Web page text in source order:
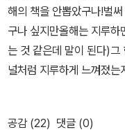
해의 책을 안뽑았구나!벌
구나 싶지만올해는 지루하
는 것 같은데 말이 된다)그
널처럼 지루하게 느껴졌
맘대로 올해의 책을 선정
도 하다.언제나 그랬듯, 올
공감 (22) 댓글 (0)